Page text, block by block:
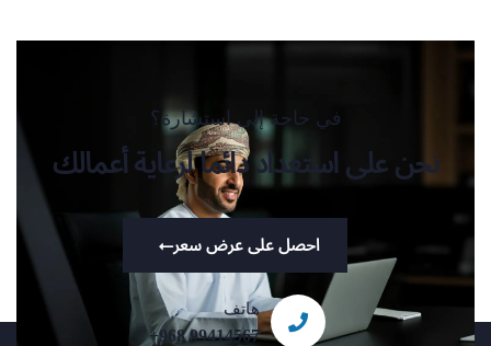
في حاجة إلى استشارة؟
نحن على استعداد دائما لرعاية أعمالك
احصل على عرض سعر
هاتف
+968 99414567